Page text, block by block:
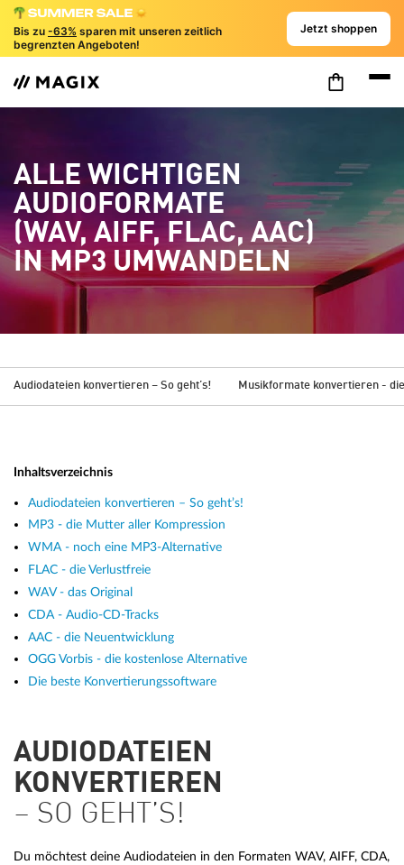
Bis zu -63% sparen mit unseren zeitlich
begrenzten Angeboten!
Jetzt shoppen
ALLE WICHTIGEN
AUDIOFORMATE
(WAV, AIFF, FLAC, AAC)
IN MP3 UMWANDELN
Audiodateien konvertieren – So geht’s! Musikformate konvertieren -
Inhaltsverzeichnis
Audiodateien konvertieren – So geht’s!
MP3 - die Mutter aller Kompression
WMA - noch eine MP3-Alternative
FLAC - die Verlustfreie
WAV - das Original
CDA - Audio-CD-Tracks
AAC - die Neuentwicklung
OGG Vorbis - die kostenlose Alternative
Die beste Konvertierungssoftware
AUDIODATEIEN
KONVERTIEREN
– SO GEHT’S!
Du möchtest deine Audiodateien in den Formaten WAV, AIFF, CDA,